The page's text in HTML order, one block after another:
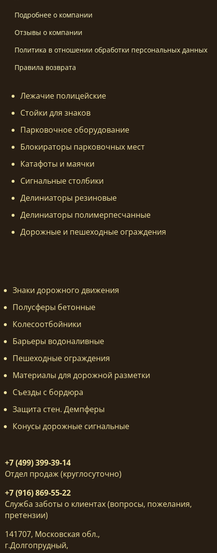
Подробнее о компании
Отзывы о компании
Политика в отношении обработки персональных данных
Правила возврата
Лежачие полицейские
Стойки для знаков
Парковочное оборудование
Блокираторы парковочных мест
Катафоты и маячки
Сигнальные столбики
Делиниаторы резиновые
Делиниаторы полимерпесчанные
Дорожные и пешеходные ограждения
Знаки дорожного движения
Полусферы бетонные
Колесоотбойники
Барьеры водоналивные
Пешеходные ограждения
Материалы для дорожной разметки
Съезды с бордюра
Защита стен. Демпферы
Конусы дорожные сигнальные
+7 (499) 399-39-14
Отдел продаж (круглосуточно)
+7 (916) 869-55-22
Служба заботы о клиентах (вопросы, пожелания,
претензии)
141707, Московская обл.,
г.Долгопрудный,